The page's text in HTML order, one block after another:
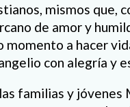
mismos que,
de amor y
a hacer
con alegría y
familias y jóvenes